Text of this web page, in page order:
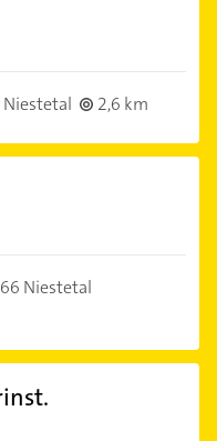
2,6 km
Niestetal